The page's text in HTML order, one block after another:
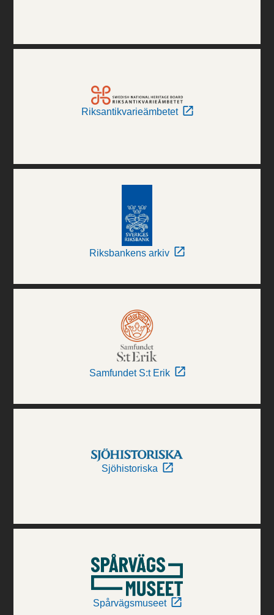
Riksantikvarieämbetet
Riksbankens arkiv
Samfundet S:t Erik
Sjöhistoriska
Spårvägsmuseet